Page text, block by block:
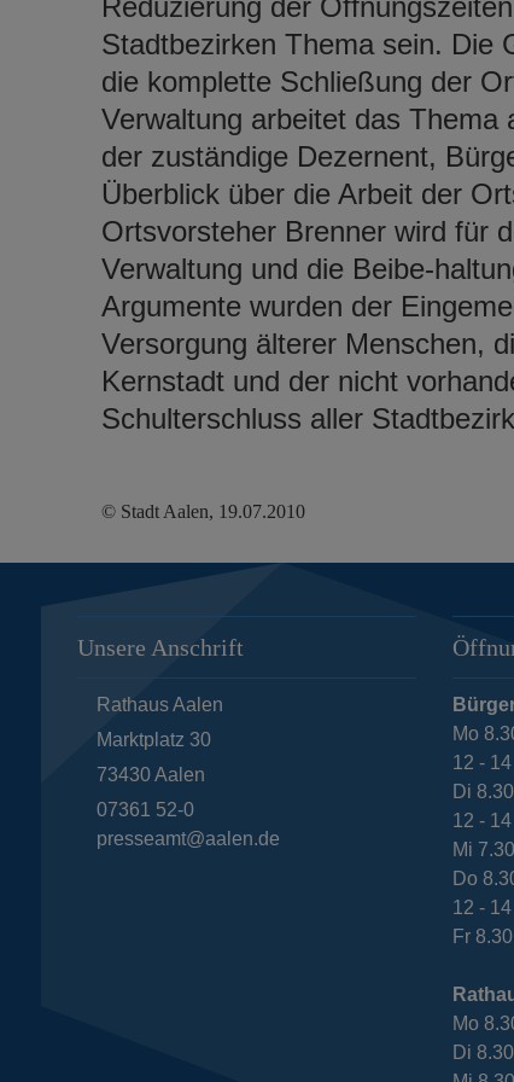
Stadtbezirken Thema sein. Die
die komplette Schließung der
Verwaltung arbeitet das
der zuständige Dezernent,
Überblick über die Arbeit der
Ortsvorsteher Brenner wird für
Verwaltung und die Beibe-
Argumente wurden der
Versorgung älterer Menschen,
Kernstadt und der nicht
Schulterschluss aller
© Stadt Aalen, 19.07.2010
Unsere Anschrift
Rathaus Aalen
Marktplatz 30
73430 Aalen
07361 52-0
presseamt@aalen.de
Mo
12 -
Di
12 -
Mi
Do
12 -
Fr
Mo
Di